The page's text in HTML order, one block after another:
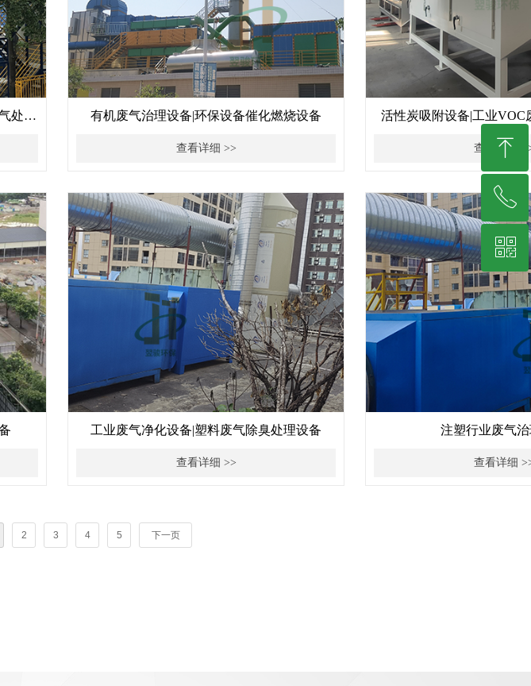
处理 有机废气治理设备|环保设备催化燃烧设备
查看详细 >>
活性炭吸附设备|工业VOC
查看详细
工业废气净化设备|塑料废气除臭处理设备
查看详细 >>
注塑行业废气
查看详细
2 3 4 5 下一页
ꁸ
回到顶部
ꂅ
19878229349
ꀥ
微信二维码